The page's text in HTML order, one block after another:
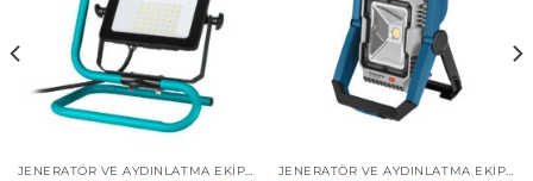
JENERATÖR VE AYDINLATMA EKIPMANLARI JENERATÖR VE AYDINLATMA EKIPMANLARI